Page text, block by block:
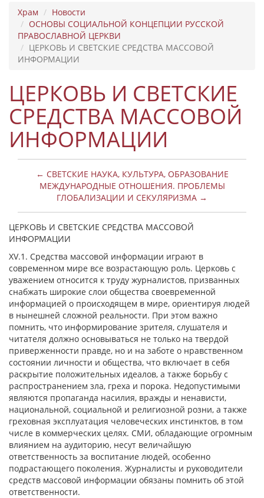
Храм
Новости
ОСНОВЫ СОЦИАЛЬНОЙ КОНЦЕПЦИИ РУССКОЙ
ПРАВОСЛАВНОЙ ЦЕРКВИ
ЦЕРКОВЬ И СВЕТСКИЕ СРЕДСТВА МАССОВОЙ
ИНФОРМАЦИИ
ЦЕРКОВЬ И СВЕТСКИЕ
СРЕДСТВА МАССОВОЙ
ИНФОРМАЦИИ
← СВЕТСКИЕ НАУКА, КУЛЬТУРА, ОБРАЗОВАНИЕ
МЕЖДУНАРОДНЫЕ ОТНОШЕНИЯ. ПРОБЛЕМЫ
ГЛОБАЛИЗАЦИИ И СЕКУЛЯРИЗМА →
ЦЕРКОВЬ И СВЕТСКИЕ СРЕДСТВА МАССОВОЙ
ИНФОРМАЦИИ
XV.1. Средства массовой информации играют в
современном мире все возрастающую роль. Церковь с
уважением относится к труду журналистов, призванных
снабжать широкие слои общества своевременной
информацией о происходящем в мире, ориентируя людей
в нынешней сложной реальности. При этом важно
помнить, что информирование зрителя, слушателя и
читателя должно основываться не только на твердой
приверженности правде, но и на заботе о нравственном
состоянии личности и общества, что включает в себя
раскрытие положительных идеалов, а также борьбу с
распространением зла, греха и порока. Недопустимыми
являются пропаганда насилия, вражды и ненависти,
национальной, социальной и религиозной розни, а также
греховная эксплуатация человеческих инстинктов, в том
числе в коммерческих целях. СМИ, обладающие огромным
влиянием на аудиторию, несут величайшую
ответственность за воспитание людей, особенно
подрастающего поколения. Журналисты и руководители
средств массовой информации обязаны помнить об этой
ответственности.